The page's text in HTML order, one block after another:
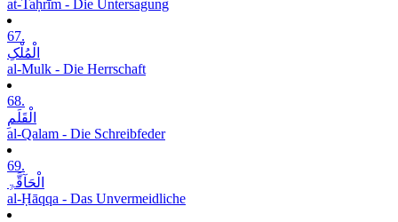
at-Taḥrīm - Die Untersagung
67.
الْمُلْکِ
al-Mulk - Die Herrschaft
68.
الْقَلَمِ
al-Qalam - Die Schreibfeder
69.
الْحَآقَّۃِ
al-Ḥāqqa - Das Unvermeidliche